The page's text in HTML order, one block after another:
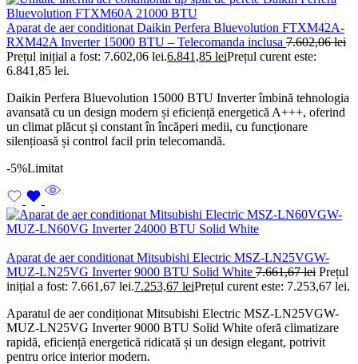
Aparat de aer conditionat Daikin Perfera Bluevolution FTXM42A-
RXM42A Inverter 15000 BTU – Telecomanda inclusa 7.602,06lei
Prețul inițial a fost: 7.602,06 lei.6.841,85 leiPrețul curent este:
6.841,85 lei.
Daikin Perfera Bluevolution 15000 BTU Inverter îmbină tehnologia
avansată cu un design modern și eficiență energetică A+++, oferind
un climat plăcut și constant în încăperi medii, cu funcționare
silențioasă și control facil prin telecomandă.
-5%Limitat
Aparat de aer conditionat Mitsubishi Electric MSZ-LN25VGW-
MUZ-LN25VG Inverter 9000 BTU Solid White 7.661,67lei Prețul
inițial a fost: 7.661,67 lei.7.253,67 leiPrețul curent este: 7.253,67 lei.
Aparatul de aer condiționat Mitsubishi Electric MSZ-LN25VGW-
MUZ-LN25VG Inverter 9000 BTU Solid White oferă climatizare
rapidă, eficiență energetică ridicată și un design elegant, potrivit
pentru orice interior modern.